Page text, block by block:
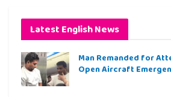
Latest English News
Man Remanded for
Open Aircraft